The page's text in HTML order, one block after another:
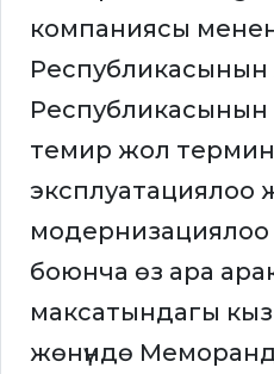
компаниясы
темир жол
эксплуатациялоо
боюнча өз ара
максатындагы
жөнүндө